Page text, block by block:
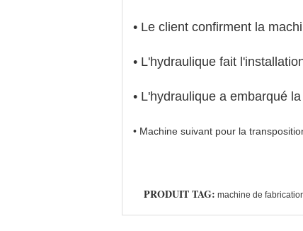
• Le client confirment la
• L'hydraulique fait
• L'hydraulique a embarqué
• Machine suivant pour la
PRODUIT TAG: machine de